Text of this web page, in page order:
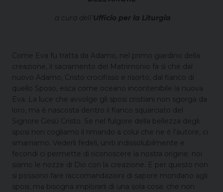
a cura dell’Ufficio per la Liturgia
Come Eva fu tratta da Adamo, nel primo giardino della
creazione, il sacramento del Matrimonio fa sì che dal
nuovo Adamo, Cristo crocifisso e risorto, dal fianco di
quello Sposo, esca come oceano incontenibile la nuova
Eva. La luce che avvolge gli sposi cristiani non sgorga da
loro, ma è nascosta dentro il fianco squarciato del
Signore Gesù Cristo. Se nel fulgore della bellezza degli
sposi non cogliamo il rimando a colui che ne è l’autore, ci
smarriamo. Vederli fedeli, uniti indissolubilmente e
fecondi ci permette di riconoscere la nostra origine: noi
siamo le nozze di Dio con la creazione. E per questo non
si possono fare raccomandazioni di sapore mondano agli
sposi, ma bisogna implorarli di una sola cosa: che non